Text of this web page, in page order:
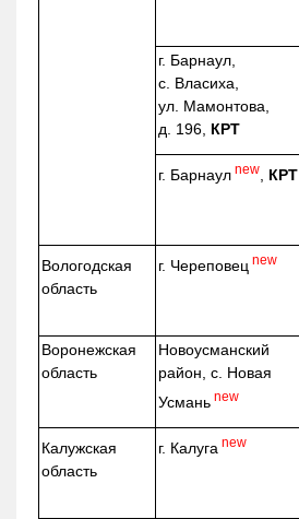
г. Барнаул,
с. Власиха,
ул. Мамонтова,
д. 196, КРТ
г. Барнаул new КРТ
Вологодская
область
г. Череповец new
Воронежская
область
Новоусманский
район, с. Новая
Усмань new
Калужская
область
г. Калуга new